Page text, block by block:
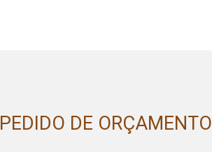
PEDIDO DE ORÇAMENTO